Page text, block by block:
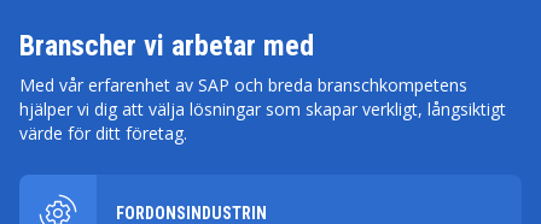
Branscher vi arbetar med
Med vår erfarenhet av SAP och breda branschkompetens
hjälper vi dig att välja lösningar som skapar verkligt, långsiktigt
värde för ditt företag.
FORDONSINDUSTRIN